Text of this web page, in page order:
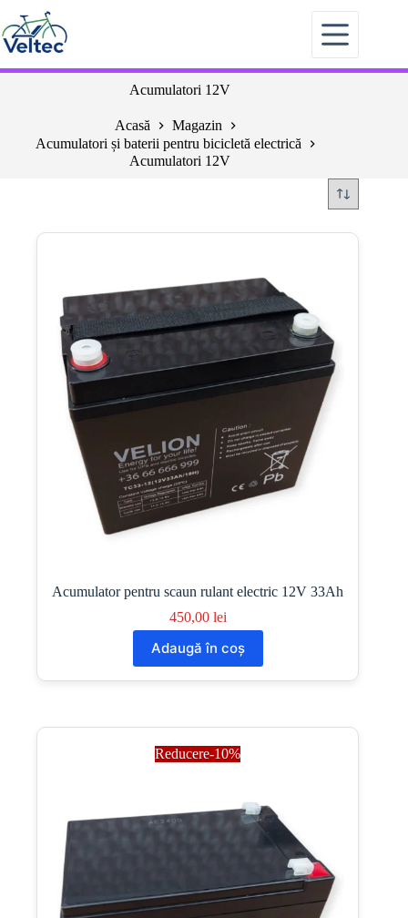
la
conținut
Acumulatori 12V
Acasă
Magazin
Acumulatori și baterii pentru bicicletă electrică
Acumulatori 12V
Acumulator pentru scaun rulant electric 12V 33Ah
450,00 lei
Adaugă în coș
Reducere-10%